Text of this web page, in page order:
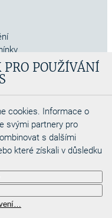
POUŽÍVÁNÍ
cookies. Informace o
svými partnery pro
s dalšími
které získali v důsledku